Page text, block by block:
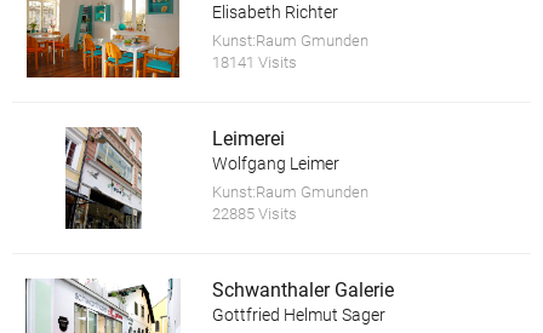
Elisabeth Richter
Kunst:Raum Gmunden
18141 Visits
Leimerei
Wolfgang Leimer
Kunst:Raum Gmunden
22885 Visits
Schwanthaler Galerie
Gottfried Helmut Sager